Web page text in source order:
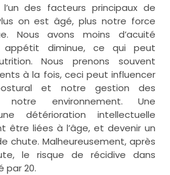
des facteurs principaux de
on est âgé, plus notre force
Nous avons moins d’acuité
diminue, ce qui peut
Nous prenons souvent
à la fois, ceci peut influencer
et notre gestion des
environnement. Une
détérioration intellectuelle
être liées à l’âge, et devenir un
chute. Malheureusement, après
le risque de récidive dans
par 20.